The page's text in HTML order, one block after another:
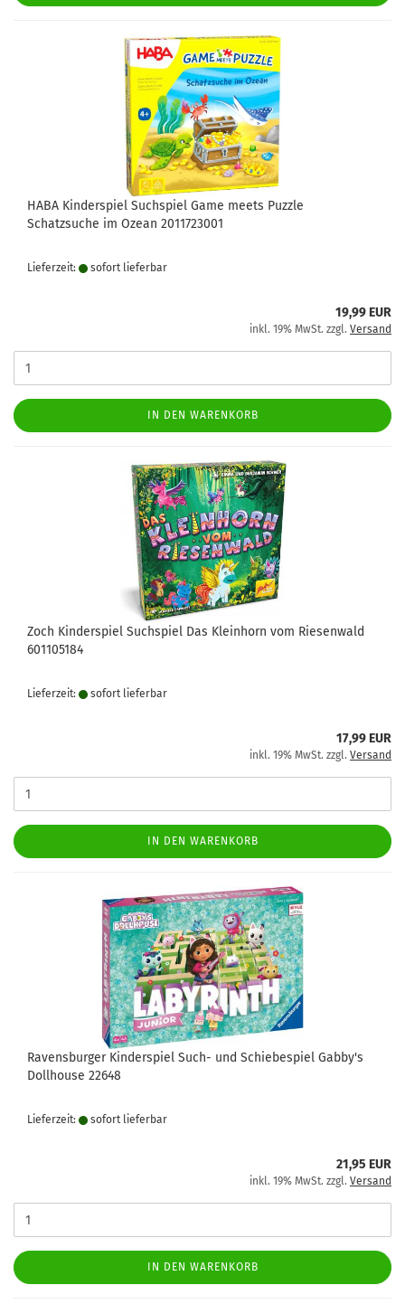
HABA Kinderspiel Suchspiel Game meets Puzzle
Schatzsuche im Ozean 2011723001
Lieferzeit: sofort lie­fer­bar
19,99 EUR
inkl. 19% MwSt. zzgl. Versand
IN DEN WARENKORB
Zoch Kinderspiel Suchspiel Das Kleinhorn vom Riesenwald
601105184
Lieferzeit: sofort lie­fer­bar
17,99 EUR
inkl. 19% MwSt. zzgl. Versand
IN DEN WARENKORB
Ravensburger Kinderspiel Such- und Schiebespiel Gabby's
Dollhouse 22648
Lieferzeit: sofort lie­fer­bar
21,95 EUR
inkl. 19% MwSt. zzgl. Versand
IN DEN WARENKORB